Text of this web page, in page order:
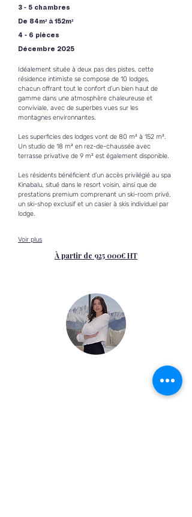
3 - 5 chambres
De 84m² à 152m²
4 - 6 pièces
Décembre 2025
Idéalement située à deux pas des pistes, cette
résidence intimiste se compose de 10 lodges,
chacun offrant tout le confort d’un bien haut de
gamme dans une atmosphère chaleureuse et
conviviale, avec de superbes vues sur les
montagnes environnantes.
Les superficies des lodges vont de 80 m² à 152 m².
Un studio de 18 m² en rez-de-chaussée avec
terrasse privative de 9 m² est également disponible.
Les résidents bénéficient d’un accès privilégié au spa
Kinabalu, situé dans le resort voisin, ainsi que de
prestations premium comprenant un ski-room privé,
un ski-shop exclusif et un casier à skis individuel par
lodge.
Voir plus
À partir de 925 000€ HT